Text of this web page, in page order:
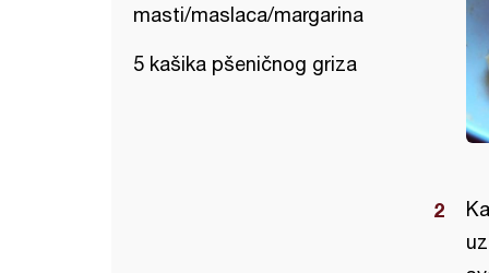
masti/maslaca/margarina
5 kašika pšeničnog griza